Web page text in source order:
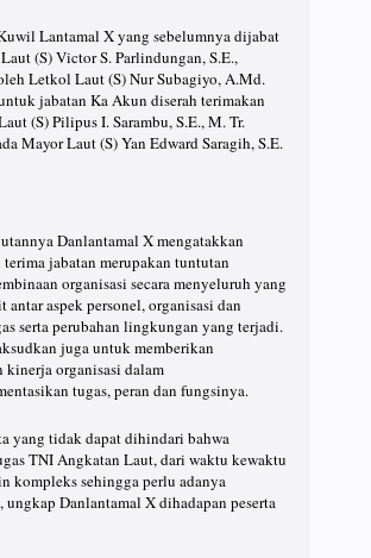
Lantamal X yang sebelumnya dijabat
(S) Victor S. Parlindungan, S.E.,
Letkol Laut (S) Nur Subagiyo, A.Md.
jabatan Ka Akun diserah terimakan
(S) Pilipus I. Sarambu, S.E., M. Tr.
Mayor Laut (S) Yan Edward Saragih, S.E.
Danlantamal X mengatakkan
terima jabatan merupakan tuntutan
organisasi secara menyeluruh yang
antar aspek personel, organisasi dan
serta perubahan lingkungan yang terjadi.
juga untuk memberikan
kinerja organisasi dalam
tugas, peran dan fungsinya.
yang tidak dapat dihindari bahwa
TNI Angkatan Laut, dari waktu kewaktu
kompleks sehingga perlu adanya
ungkap Danlantamal X dihadapan peserta